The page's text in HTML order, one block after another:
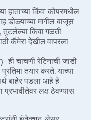
हाताच्या किंवा कोपरमधील
डोळ्याच्या मागील बाजूस
तुटलेल्या किंवा गळती
कॅमेरा देखील वापरला
ही चाचणी रेटिनाची जाडी
तयार करते. याच्या
बाहेर पडला आहे हे
प्रभावीतेवर लक्ष ठेवण्यास